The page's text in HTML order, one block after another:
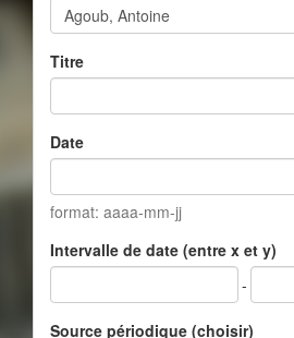
Titre
Date
format: aaaa-mm-jj
Intervalle de date (entre x et y)
-
Source périodique (choisir)